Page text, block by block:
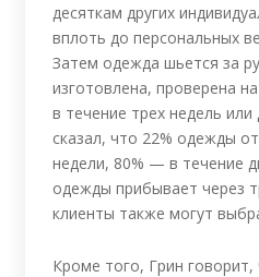
десяткам других
вплоть до персональных
Затем одежда шьется за
изготовлена, проверена
в течение трех недель
сказал, что 22% одежды
недели, 80% — в течение
одежды прибывает через
клиенты также могут
Кроме того, Грин